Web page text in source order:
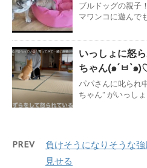
ブルドッグの親子
マワンコに遊んで
いっしょに怒
ちゃん(๑´ㅂ`๑
パパさんに叱られ
ちゃん” がいっし
PREV
負けそうになりそうな
見せる